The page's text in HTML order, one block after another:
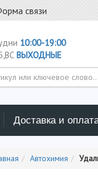
связи
10:00-19:00
ВЫХОДНЫЕ
Выберите каталог поиска
Доставка и
Автохимия